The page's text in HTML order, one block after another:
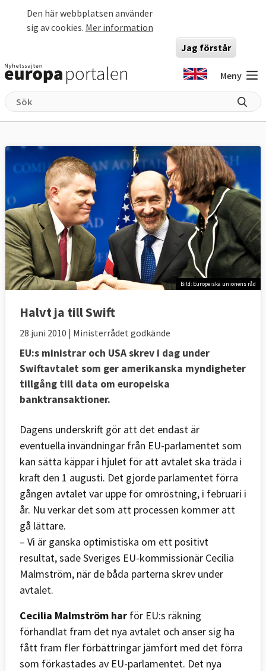
Den här webbplatsen använder
sig av cookies. Mer information
Jag förstår
Meny
Bild: Europeiska unionens råd
Halvt ja till Swift
28 juni 2010 | Ministerrådet godkände
EU:s ministrar och USA skrev i dag under
Swiftavtalet som ger amerikanska myndigheter
tillgång till data om europeiska
banktransaktioner.
Dagens underskrift gör att det endast är
eventuella invändningar från EU-parlamentet som
kan sätta käppar i hjulet för att avtalet ska träda i
kraft den 1 augusti. Det gjorde parlamentet förra
gången avtalet var uppe för omröstning, i februari i
år. Nu verkar det som att processen kommer att
gå lättare.
– Vi är ganska optimistiska om ett positivt
resultat, sade Sveriges EU-kommissionär Cecilia
Malmström, när de båda parterna skrev under
avtalet.
Cecilia Malmström har för EU:s räkning
förhandlat fram det nya avtalet och anser sig ha
fått fram fler förbättringar jämfört med det förra
som förkastades av EU-parlamentet. Det nya